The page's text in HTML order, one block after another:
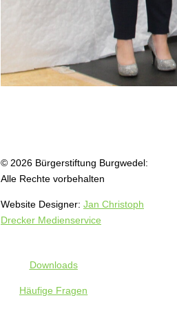
© 2026 Bürgerstiftung Burgwedel:
Alle Rechte vorbehalten
Website Designer: Jan Christoph
Drecker Medienservice
Downloads
Häufige Fragen